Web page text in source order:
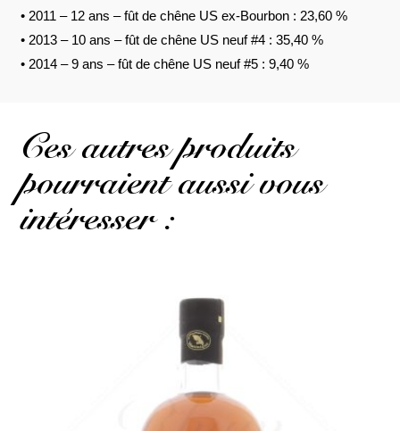
• 2011 – 12 ans – fût de chêne US ex-Bourbon : 23,60 %
• 2013 – 10 ans – fût de chêne US neuf #4 : 35,40 %
• 2014 – 9 ans – fût de chêne US neuf #5 : 9,40 %
Ces autres produits
pourraient aussi vous
intéresser :